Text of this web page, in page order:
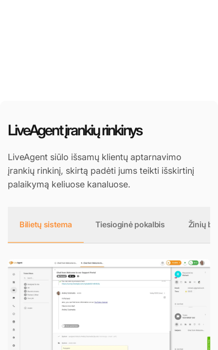
LiveAgent įrankių rinkinys
LiveAgent siūlo išsamų klientų aptarnavimo
įrankių rinkinį, skirtą padėti jums teikti išskirtinį
palaikymą keliuose kanaluose.
Bilietų sistema Tiesioginė pokalbis Žinių